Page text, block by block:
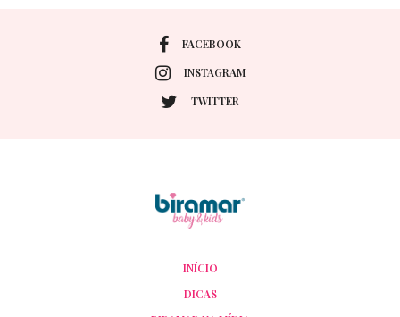
FACEBOOK
INSTAGRAM
TWITTER
INÍCIO
DICAS